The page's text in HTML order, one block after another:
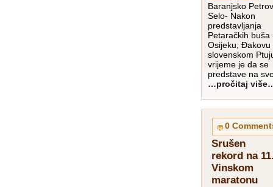
Baranjsko
Selo- Nakon
predstavljanja
Petaračkih buša
Osijeku, Đakovu
slovenskom
vrijeme je da se
predstave na
…pročitaj
0
Srušen
rekord na
Vinskom
maratonu